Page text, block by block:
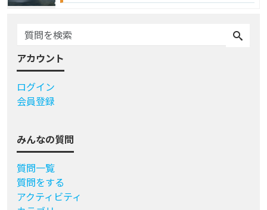
アカウント
ログイン
会員登録
みんなの質問
質問一覧
質問をする
アクティビティ